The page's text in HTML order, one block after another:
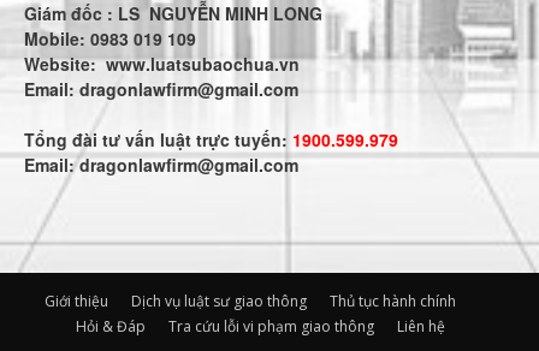
Giám đốc : LS NGUYỄN MINH LONG
Mobile: 0983 019 109
Website:www.luatsubaochua.vn
Email: dragonlawfirm@gmail.com
Tổng đài tư vấn luật trực tuyến: 1900.599.979
Email:dragonlawfirm@gmail.com
Giới thiệu Dịch vụ luật sư giao thông
Thủ tục hành chính
Hỏi & Đáp
Tra cứu lỗi vi phạm giao thông Liên hệ